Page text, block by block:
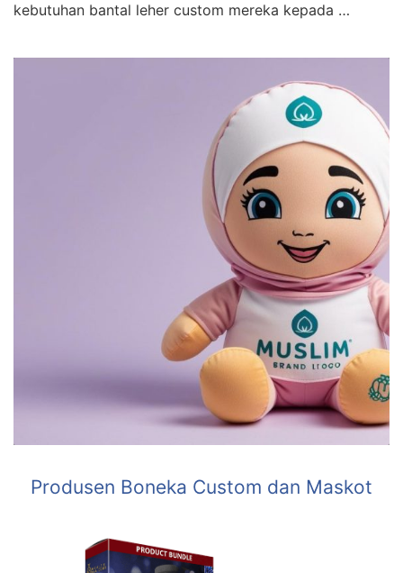
kebutuhan bantal leher custom mereka kepada …
Produsen Boneka Custom dan Maskot